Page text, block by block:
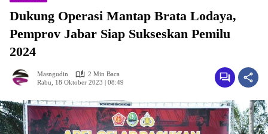
Dukung Operasi Mantap Brata Lodaya,
Pemprov Jabar Siap Sukseskan Pemilu
2024
Masngudin
2 Min Baca
Rabu, 18 Oktober 2023 | 08:49